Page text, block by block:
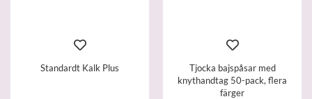
Standardt Kalk Plus
Tjocka bajspåsar med
knythandtag 50-pack, flera
färger